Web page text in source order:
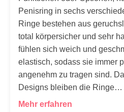
Penisring in sechs
Ringe bestehen aus
total körpersicher und sehr
fühlen sich weich und
elastisch, sodass sie immer
angenehm zu tragen sind.
Designs bleiben die Ringe…
Mehr erfahren